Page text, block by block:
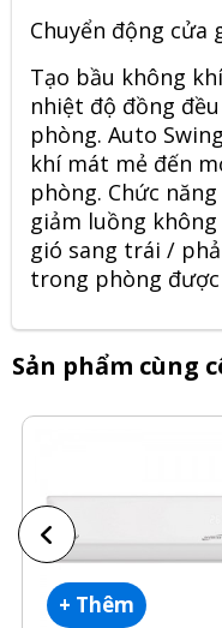
Chuyển động cửa
Tạo bầu không
nhiệt độ đồng
phòng. Auto
khí mát mẻ đến
phòng. Chức
giảm luồng
gió sang trái /
trong phòng
Sản phẩm cùng
+ Thêm